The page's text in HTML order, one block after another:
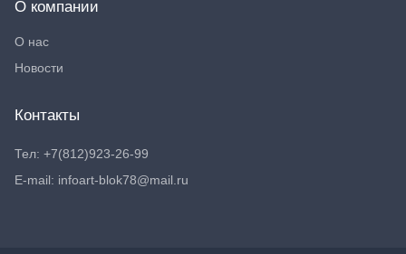
О компании
О нас
Новости
Контакты
Тел: +7(812)923-26-99
E-mail: infoart-blok78@mail.ru